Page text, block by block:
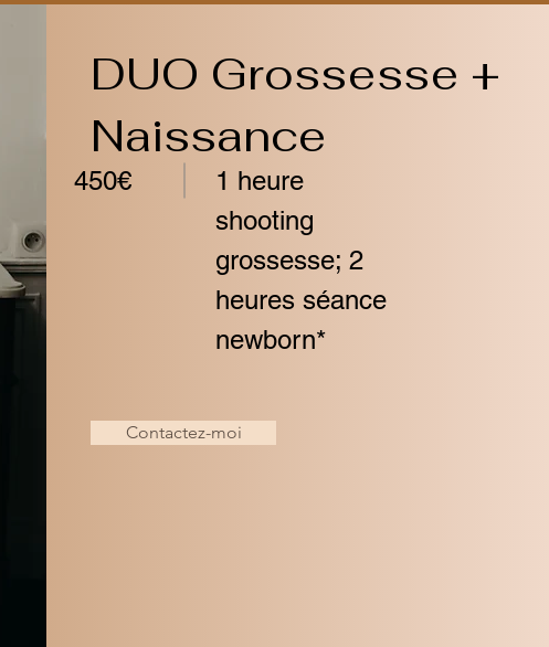
DUO Grossesse +
Naissance
450€
1 heure
shooting
grossesse; 2
heures séance
newborn*
Contactez-moi